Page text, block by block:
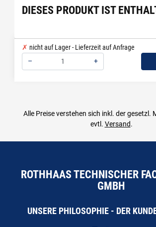
DIESES PRODUKT IST
nicht auf Lager - Lieferzeit auf Anfrage
–
+
Alle Preise verstehen sich inkl. der gesetzl.
evtl. Versand.
ROTHHAAS TECHNISCHER
GMBH
UNSERE PHILOSOPHIE - DER